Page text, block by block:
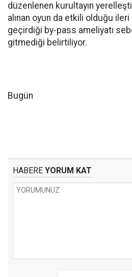
düzenlenen kurultayın
alınan oyun da etkili olduğu
geçirdiği by-pass ameliyatı
gitmediği belirtiliyor.
Bugün
HABERE YORUM KAT